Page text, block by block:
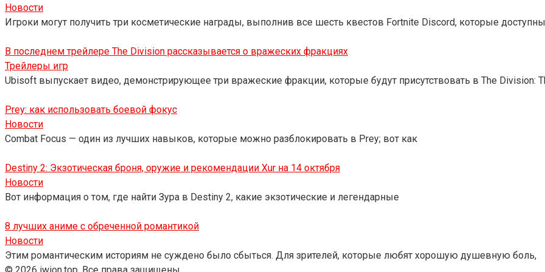
Новости
Игроки могут получить три косметические награды, выполнив все шесть квестов Fortnite Discord, которые доступны
В последнем трейлере The Division рассказывается о вражеских фракциях
Трейлеры игр
Ubisoft выпускает видео, демонстрирующее три вражеские фракции, которые будут присутствовать в The Division:
Prey: как использовать боевой фокус
Новости
Combat Focus — один из лучших навыков, которые можно разблокировать в Prey; вот как
Destiny 2: Экзотическая броня, оружие и рекомендации Xur на 14 октября
Новости
Вот информация о том, где найти Зура в Destiny 2, какие экзотические и легендарные
8 лучших аниме с обреченной романтикой
Новости
Этим романтическим историям не суждено было сбыться. Для зрителей, которые любят хорошую душевную боль,